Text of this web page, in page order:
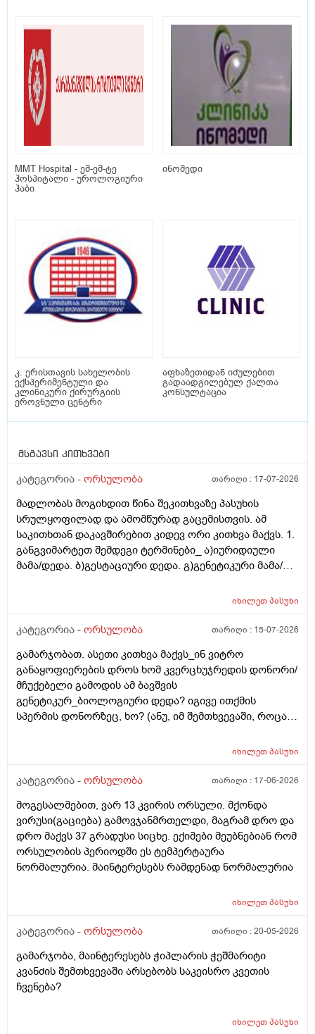
MMT Hospital - ემ-ემ-ტე
ჰოსპიტალი - უროლოგიური
ჰაბი
ინომედი
კ. ერისთავის სახელობის
ექსპერიმენტული და
კლინიკური ქირურგიის
ეროვნული ცენტრი
აფხაზეთიდან იძულებით
გადაადგილებულ ქალთა
კონსულტაცია
მსგავსი კითხვები
კატეგორია - ორსულობა თარიღი : 17-07-2026
მადლობას მოგიხდით წინა შეკითხვაზე პასუხის
სრულყოფილად და ამომწურად გაცემისთვის. ამ
საკითხთან დაკავშირებით კიდევ ორი კითხვა მაქვს. 1.
განგვიმარტეთ შემდეგი ტერმინები_ ა)იურიდიული
მამა/დედა. ბ)გესტაციური დედა. გ)გენეტიკური მამა/
კიდევ_მსოფლიოს მრავალ ქვეყანაში აქტიურად
თუ ხელოვნური განაყოფიერების ცენტრებში მომუშავე
რამდენად გავრცელებულია საქართველოში?
იხილეთპასუხი
კატეგორია - ორსულობა თარიღი : 15-07-2026
გამარჯობათ. ასეთი კითხვა მაქვს_ინ ვიტრო
განაყოფიერების დროს ხომ კვერცხუჯრედის დონორი/
მჩუქებელი გამოდის ამ ბავშვის
გენეტიკურ_ბიოლოგიური დედა? იგივე ითქმის
სპერმის დონორზეც, ხო? (ანუ, იმ შემთხვევაში, როცა
წყვილი) და კიდევ_თუ მედიცინა აბორტს ჩასახული
როცა ლაბორატორიაში, სინჯარაში
მის მშობლებს?
იხილეთპასუხი
კატეგორია - ორსულობა თარიღი : 17-06-2026
მოგესალმებით, ვარ 13 კვირის ორსული. მქონდა
ვირუსი(გაციება) გამოვჯანმრთელდი, მაგრამ დრო და
დრო მაქვს 37 გრადუსი სიცხე. ექიმები მეუბნებიან რომ
ორსულობის პერიოდში ეს ტემპერტაურა
ნორმალურია. მაინტერესებს რამდენად ნორმალურია
იხილეთპასუხი
კატეგორია - ორსულობა თარიღი :20-05-2026
გამარჯობა, მაინტერესებს ჭიპლარის ჭეშმარიტი
კვანძის შემთხვევაში არსებობს საკეისრო კვეთის
ჩვენება?
იხილეთპასუხი